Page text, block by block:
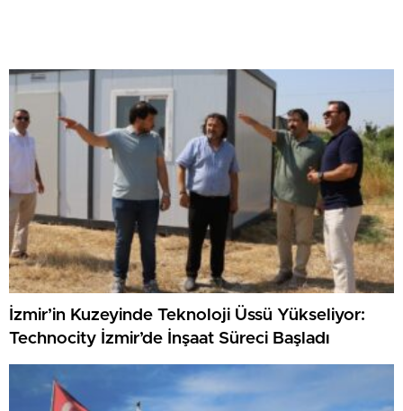
İzmir’in Kuzeyinde Teknoloji Üssü Yükseliyor:
Technocity İzmir’de İnşaat Süreci Başladı